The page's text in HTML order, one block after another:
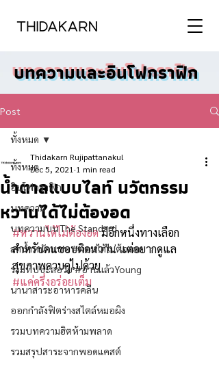
บทความและอินโฟกราฟิก
Post
ทั้งหมด
อินโฟกราฟิก
บทความ
บทความบน The Standard
ลดน้ำหนักแบบ #ผอมได้ไม่ต้องอด
รวมทิปชะลอวัย #อ่านแล้วYoung
นานาสาระอาหารคลีน
ออกกำลังฟิตร่างสไตล์หมอผิง
รวมบทความฮิตห้ามพลาด
รวมสรุปสาระจากพอดแคสต์
ทั้งหมด
น้ำตาลแบบไลท์ นวัตกรรม
หวานได้ไม่ต้องอด
Thidakarn Rujipattanakul
Dec 5, 2021 1 min read
#หวานได้ไม่ต้องอด มีอีกหนึ่งทางเลือก
สำหรับคนชอบติดหวาน แต่อยากดูแล
สุขภาพควบคู่ไปด้วย
#แค่ครึ่งอร่อยเต็ม